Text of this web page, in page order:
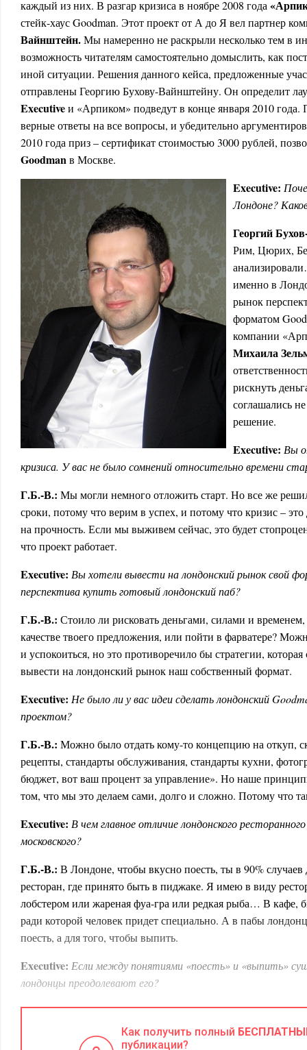
каждый из них. В разгар кризиса в ноябре 2008 года
стейк-хаус Goodman. Этот проект от А до Я вел партнер
Вайнштейн.Мы намеренно не раскрыли несколько тем в
возможность читателям самостоятельно домыслить, как
иной ситуации. Решения данного кейса, предложенные
отправлены Георгию Бухову-Вайнштейну. Он определит
Executiveи «Арпиком» подведут в конце января 2010
верные ответы на все вопросы, и убедительно
2010 года приз – сертификат стоимостью 3000 рублей,
Goodmanв Москве.
Executive:
Лондоне?
Георгий
Рим, Цюрих,
именно в
рынок
форматом
компании
Михаила
рискнуть
соглашались
решение.
Executive: Вы
кризиса. У вас не было сомнений относительно времени
Г.Б.-В.: Мы могли немного отложить старт. Но все же
сроки, потому что верим в успех, и потому что кризис –
на прочность. Если мы выживем сейчас, это будет
что проект работает.
Executive: Вы хотели вывести на лондонский рынок свой
перспектива купить готовый лондонский паб?
Г.Б.-В.: Стоило ли рисковать деньгами, силами и
качестве твоего предложения, или пойти в фарватере?
и успокоиться, но это противоречило бы стратегии,
вывести на лондонский рынок наш собственный формат.
Executive: Не было ли у вас идеи сделать лондонский
проектом?
Г.Б.-В.: Можно было отдать кому-то концепцию на откуп,
рецепты, стандарты обслуживания, стандарты кухни,
бюджет, вот ваш процент за управление». Но наше
том, что мы это делаем сами, долго и сложно. Потому что
Executive: В чем главное отличие лондонского
московского?
Г.Б.-В.: В Лондоне, чтобы вкусно поесть, ты в 90%
ресторан, где принято быть в пиджаке. Я имею в виду
лобстером или жареная фуа-гра или редкая рыба… В кафе,
ради которой человек придет специально. А в пабы
поесть, а для того, чтобы выпить.
Executive: Если между понятиями «поесть» и «выпить»
лондонцы преодолевают его?
Г.Б.-В.:Сначала идут в ресторан, чтобы поесть, потом
или наоборот – сначала в паб, потом в ресторан. Получить
не получается, это, как нам показалось, и есть одно из
Как получить полный
публикации?